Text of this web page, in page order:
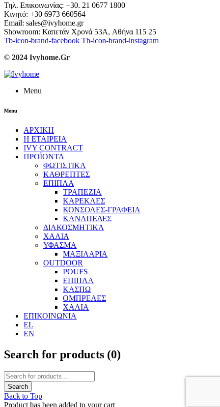
Τηλ. Επικοινωνίας: +30. 21 0677 1800
Κινητό: +30 6973 660564
Email: sales@ivyhome.gr
Showroom: Καπετάν Χρονά 53A, Αθήνα 115 25
Tb-icon-brand-facebook Tb-icon-brand-instagram
© 2024 Ivyhome.Gr
Menu
Menu
ΑΡΧΙΚΗ
Η ΕΤΑΙΡΕΙΑ
IVY CONTRACT
ΠΡΟΪΟΝΤΑ
ΦΩΤΙΣΤΙΚΑ
ΚΑΘΡΕΠΤΕΣ
ΕΠΙΠΛΑ
ΤΡΑΠΕΖΙΑ
ΚΑΡΕΚΛΕΣ
ΚΟΝΣΟΛΕΣ-ΓΡΑΦΕΙΑ
ΚΑΝΑΠΕΔΕΣ
ΔΙΑΚΟΣΜΗΤΙΚΑ
ΧΑΛΙΑ
ΥΦΑΣΜΑ
ΜΑΞΙΛΑΡΙΑ
OUTDOOR
POUFS
ΕΠΙΠΛΑ
ΚΑΣΠΩ
ΟΜΠΡΕΛΕΣ
ΧΑΛΙΑ
ΕΠΙΚΟΙΝΩΝΙΑ
EL
EN
Search for products (0)
Back to Top
Product has been added to your cart